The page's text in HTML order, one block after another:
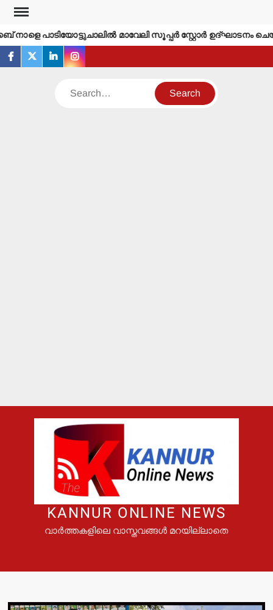
Skip
contentപാടിയോട്ടുചാലില്‍ മാവേലി സൂപ്പര്‍ സ്റ്റോര്‍ ഉദ്ഘാടനം
facebook
twitterlinkedininstagram
Search
KANNUR ONLINE NEWS
വാർത്തകളിലെ വാസ്തവങ്ങൾ മറയില്ലാതെ